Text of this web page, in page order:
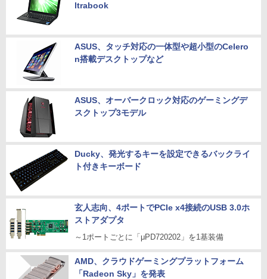
ltrabook
ASUS、タッチ対応の一体型や超小型のCelero
n搭載デスクトップなど
ASUS、オーバークロック対応のゲーミングデ
スクトップ3モデル
Ducky、発光するキーを設定できるバックライ
ト付きキーボード
玄人志向、4ポートでPCIe x4接続のUSB 3.0ホ
ストアダプタ
～1ポートごとに「μPD720202」を1基装備
AMD、クラウドゲーミングプラットフォーム
「Radeon Sky」を発表